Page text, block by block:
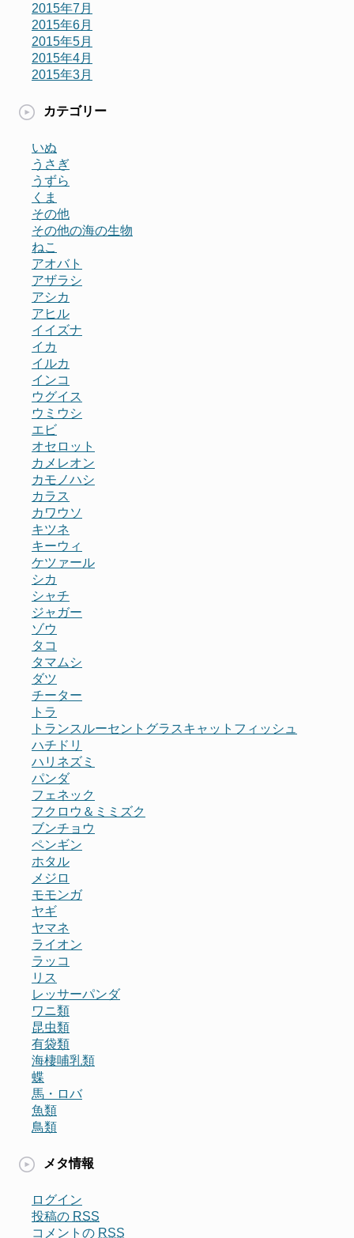
2015年7月
2015年6月
2015年5月
2015年4月
2015年3月
カテゴリー
いぬ
うさぎ
うずら
くま
その他
その他の海の生物
ねこ
アオバト
アザラシ
アシカ
アヒル
イイズナ
イカ
イルカ
インコ
ウグイス
ウミウシ
エビ
オセロット
カメレオン
カモノハシ
カラス
カワウソ
キツネ
キーウィ
ケツァール
シカ
シャチ
ジャガー
ゾウ
タコ
タマムシ
ダツ
チーター
トラ
トランスルーセントグラスキャットフィッシュ
ハチドリ
ハリネズミ
パンダ
フェネック
フクロウ＆ミミズク
ブンチョウ
ペンギン
ホタル
メジロ
モモンガ
ヤギ
ヤマネ
ライオン
ラッコ
リス
レッサーパンダ
ワニ類
昆虫類
有袋類
海棲哺乳類
蝶
馬・ロバ
魚類
鳥類
メタ情報
ログイン
投稿の RSS
コメントの RSS